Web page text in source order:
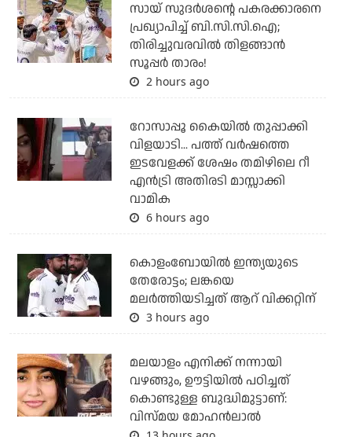
സായ് സുദര്‍ശന്റെ പകരക്കാരനെ
പ്രഖ്യാപിച്ച് ബി.സി.സി.ഐ;
തിരിച്ചുവരവില്‍ തിളങ്ങാന്‍
സൂപ്പര്‍ താരം!
2 hours ago
റോസാപ്പൂ കൈയില്‍ തുപ്പാക്കി
വിളയാടി... പത്ത് വര്‍ഷത്തെ
ഇടവേളക്ക് ശേഷം തമിഴിലെ റീ
എന്‍ട്രി അതിരടി മാസ്സാക്കി
വാമിക
6 hours ago
കൊളംബോയില്‍ ഇന്ത്യയുടെ
തേരോട്ടം; ലങ്കയെ
മലര്‍ത്തിയടിച്ചത് ആറ് വിക്കറ്റിന്
3 hours ago
മലയാളം എനിക്ക് നന്നായി
വഴങ്ങും, ഊട്ടിയില്‍ പഠിച്ചത്
കൊണ്ടുള്ള ബുദ്ധിമുട്ടാണ്:
വിസ്മയ മോഹന്‍ലാല്‍